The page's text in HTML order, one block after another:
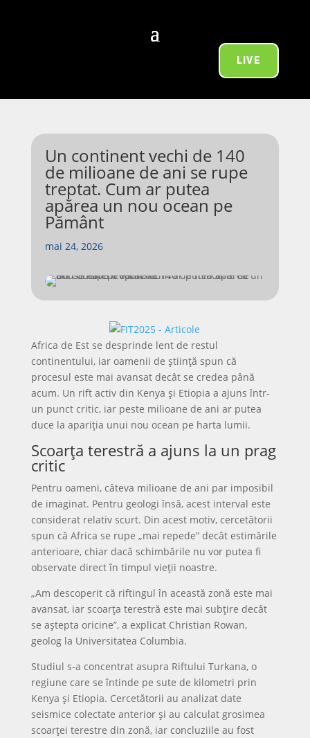
LIVE
Un continent vechi de 140
de milioane de ani se rupe
treptat. Cum ar putea
apărea un nou ocean pe
Pământ
mai 24, 2026
Africa de Est se desprinde lent de restul
continentului, iar oamenii de știință spun că
procesul este mai avansat decât se credea până
acum. Un rift activ din Kenya și Etiopia a ajuns într-
un punct critic, iar peste milioane de ani ar putea
duce la apariția unui nou ocean pe harta lumii.
Scoarța terestră a ajuns la un prag
critic
Pentru oameni, câteva milioane de ani par imposibil
de imaginat. Pentru geologi însă, acest interval este
considerat relativ scurt. Din acest motiv, cercetătorii
spun că Africa se rupe „mai repede” decât estimările
anterioare, chiar dacă schimbările nu vor putea fi
observate direct în timpul vieții noastre.
„Am descoperit că riftingul în această zonă este mai
avansat, iar scoarța terestră este mai subțire decât
se aștepta oricine”, a explicat Christian Rowan,
geolog la Universitatea Columbia.
Studiul s-a concentrat asupra Riftului Turkana, o
regiune care se întinde pe sute de kilometri prin
Kenya și Etiopia. Cercetătorii au analizat date
seismice colectate anterior și au calculat grosimea
scoarței terestre din zonă, iar concluziile au fost